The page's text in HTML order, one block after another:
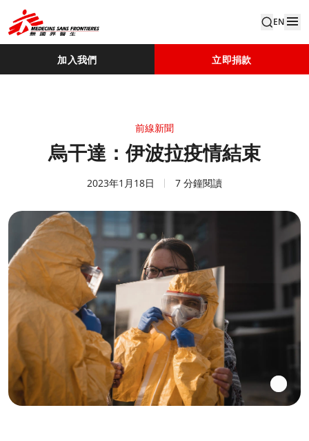
EN
加入我們 立即捐款
前線新聞
烏干達：伊波拉疫情結束
2023年1月18日 7 分鐘閱讀